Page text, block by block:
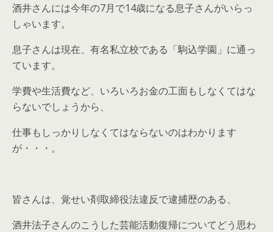
酒井さんには今年の7月で14歳になる息子さんがいらっ
しゃいます。
息子さんは現在、有名私立校である「駒込学園」に通っ
ています。
学費や生活費など、いろいろお金の工面もしなくてはな
らないでしょうから、
仕事もしっかりしなくてはならないのはわかります
が・・・。
皆さんは、覚せい剤取締役法違反で逮捕歴のある、
酒井法子さんのこうした芸能活動復帰についてどう思わ